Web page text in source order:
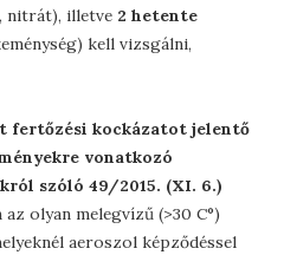
nitrát), illetve 2 hetente
kell vizsgálni,
fertőzési kockázatot jelentő
vonatkozó
szóló 49/2015. (XI. 6.)
olyan melegvízű (>30 C°)
aeroszol képződéssel